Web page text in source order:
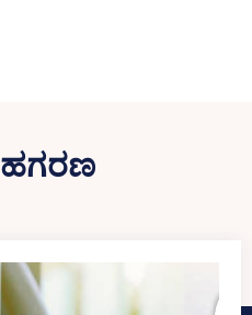
ಹಗರಣ